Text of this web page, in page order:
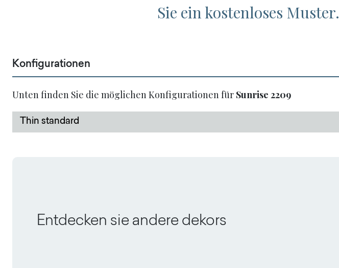
Sie ein kostenloses Muster.
Konfigurationen
Unten finden Sie die möglichen Konfigurationen für Sunrise 2209
Thin standard
Entdecken sie andere dekors